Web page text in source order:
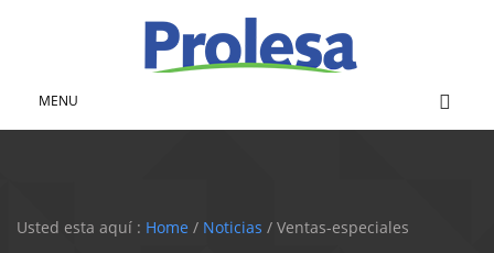
MENU
Usted esta aquí : Home / Noticias / Ventas-especiales